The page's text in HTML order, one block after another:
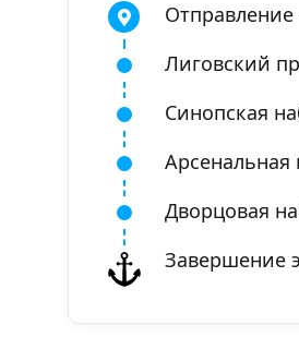
Лиговский
Синопская
Арсенальная
Дворцовая
Завершение